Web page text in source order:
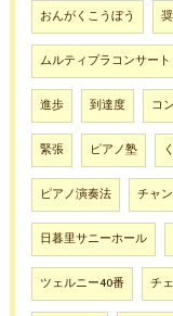
おんがくこうぼう
ムルティプラコンサート
進歩 到達度 コ
緊張 ピアノ塾
ピアノ演奏法 チャ
日暮里サニーホール
ツェルニー40番 チ